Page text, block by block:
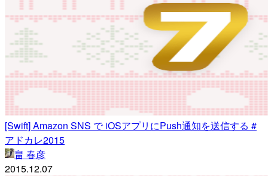
[Swift] Amazon SNS で iOSアプリにPush通知を送信する #
アドカレ2015
畠 春彦
2015.12.07